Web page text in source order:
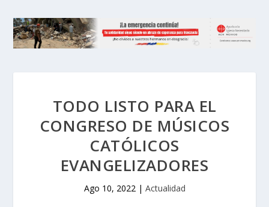
TODO LISTO PARA EL
CONGRESO DE MÚSICOS
CATÓLICOS
EVANGELIZADORES
Ago 10, 2022| Actualidad